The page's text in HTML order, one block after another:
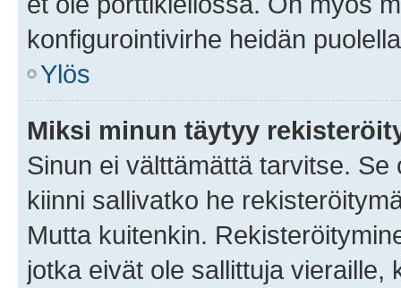
konfigurointivirhe heidän
Ylös
Miksi minun täytyy
Sinun ei välttämättä tarvitse.
kiinni sallivatko he
Mutta kuitenkin.
jotka eivät ole sallittuja vieraille,